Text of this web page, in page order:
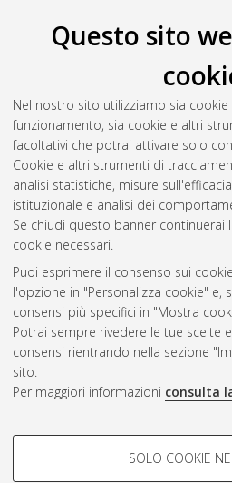
Questo sito
Nel nostro sito utilizziamo sia
funzionamento, sia cookie e altri
facoltativi che potrai attivare solo
Cookie e altri strumenti di
analisi statistiche, misure
istituzionale e analisi dei
Se chiudi questo banner continuerai
cookie necessari.
Puoi esprimere il consenso sui
l'opzione in "Personalizza cookie" e,
consensi più specifici in "Mostra
Potrai sempre rivedere le tue scelte
consensi rientrando nella sezione
sito.
Per maggiori informazioni consulta
COOKIE DI PROFILAZIONE -
SOLO COOKIE
Laurea
[Laurea specialistica], Università di
Ingegneria delle
ad accesso riservato.
Questa lista e' stata
Atom
Rss 1.0
Rss 2.0
AMS Laurea
Impostazioni Cookie
Informativa sulla privacy